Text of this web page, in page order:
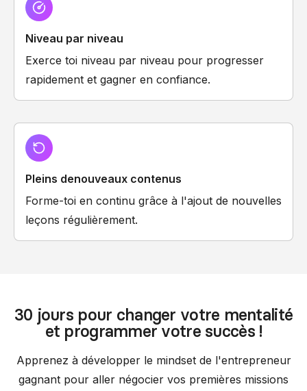
Niveau par niveau
Exerce toi niveau par niveau pour progresser
rapidement et gagner en confiance.
Pleins denouveaux contenus
Forme-toi en continu grâce à l'ajout de nouvelles
leçons régulièrement.
30 jours pour changer votre mentalité
et programmer votre succès !
Apprenez à développer le mindset de l'entrepreneur
gagnant pour aller négocier vos premières missions